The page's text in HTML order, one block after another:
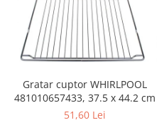
Gratar cuptor WHIRLPOOL
481010657433, 37.5 x 44.2 cm
51,60 Lei